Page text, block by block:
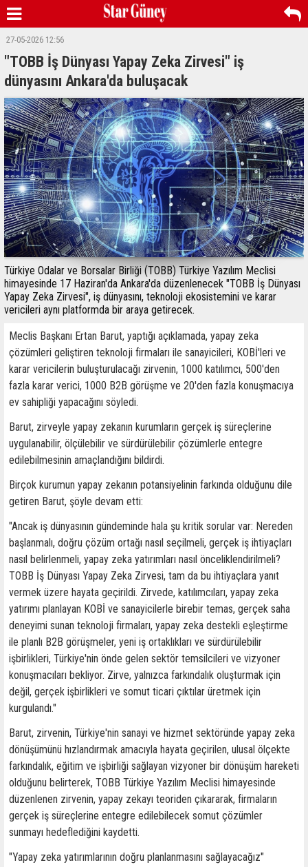
27-05-2026 12:56
"TOBB İş Dünyası Yapay Zeka Zirvesi" iş
dünyasını Ankara'da buluşacak
Türkiye Odalar ve Borsalar Birliği (TOBB) Türkiye Yazılım Meclisi
himayesinde 17 Haziran'da Ankara'da düzenlenecek "TOBB İş Dünyası
Yapay Zeka Zirvesi", iş dünyasını, teknoloji ekosistemini ve karar
vericileri aynı platformda bir araya getirecek.
Meclis Başkanı Ertan Barut, yaptığı açıklamada, yapay zeka
çözümleri geliştiren teknoloji firmaları ile sanayicileri, KOBİ'leri ve
karar vericilerin buluşturulacağı zirvenin, 1000 katılımcı, 500'den
fazla karar verici, 1000 B2B görüşme ve 20'den fazla konuşmacıya
ev sahipliği yapacağını söyledi.
Barut, zirveyle yapay zekanın kurumların gerçek iş süreçlerine
uygulanabilir, ölçülebilir ve sürdürülebilir çözümlerle entegre
edilebilmesinin amaçlandığını bildirdi.
Birçok kurumun yapay zekanın potansiyelinin farkında olduğunu dile
getiren Barut, şöyle devam etti:
"Ancak iş dünyasının gündeminde hala şu kritik sorular var: Nereden
başlanmalı, doğru çözüm ortağı nasıl seçilmeli, gerçek iş ihtiyaçları
nasıl belirlenmeli, yapay zeka yatırımları nasıl önceliklendirilmeli?
TOBB İş Dünyası Yapay Zeka Zirvesi, tam da bu ihtiyaçlara yanıt
vermek üzere hayata geçirildi. Zirvede, katılımcıları, yapay zeka
yatırımı planlayan KOBİ ve sanayicilerle birebir temas, gerçek saha
deneyimi sunan teknoloji firmaları, yapay zeka destekli eşleştirme
ile planlı B2B görüşmeler, yeni iş ortaklıkları ve sürdürülebilir
işbirlikleri, Türkiye'nin önde gelen sektör temsilcileri ve vizyoner
konuşmacıları bekliyor. Zirve, yalnızca farkındalık oluşturmak için
değil, gerçek işbirlikleri ve somut ticari çıktılar üretmek için
kurgulandı."
Barut, zirvenin, Türkiye'nin sanayi ve hizmet sektöründe yapay zeka
dönüşümünü hızlandırmak amacıyla hayata geçirilen, ulusal ölçekte
farkındalık, eğitim ve işbirliği sağlayan vizyoner bir dönüşüm hareketi
olduğunu belirterek, TOBB Türkiye Yazılım Meclisi himayesinde
düzenlenen zirvenin, yapay zekayı teoriden çıkararak, firmaların
gerçek iş süreçlerine entegre edilebilecek somut çözümler
sunmayı hedeflediğini kaydetti.
"Yapay zeka yatırımlarının doğru planlanmasını sağlayacağız"